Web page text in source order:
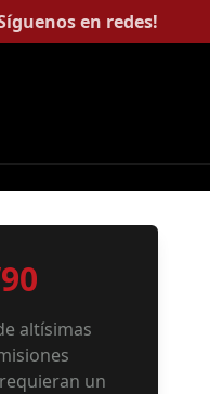
en redes!
altísimas
un